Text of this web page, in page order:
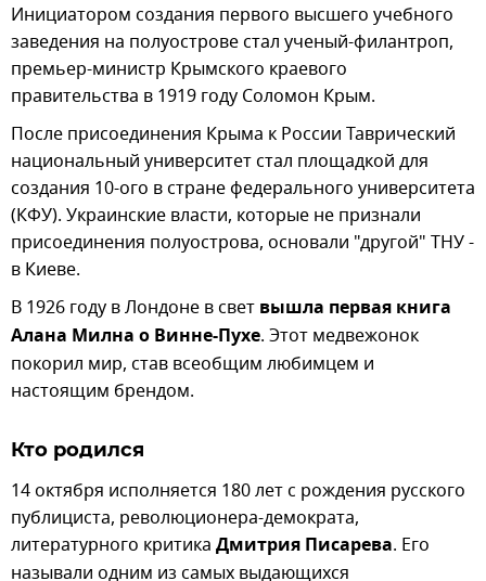
Инициатором создания первого высшего учебного
заведения на полуострове стал ученый-филантроп,
премьер-министр Крымского краевого
правительства в 1919 году Соломон Крым.
После присоединения Крыма к России Таврический
национальный университет стал площадкой для
создания 10-ого в стране федерального университета
(КФУ). Украинские власти, которые не признали
присоединения полуострова, основали "другой" ТНУ -
в Киеве.
В 1926 году в Лондоне в свет вышла первая книга
Алана Милна о Винне-Пухе. Этот медвежонок
покорил мир, став всеобщим любимцем и
настоящим брендом.
Кто родился
14 октября исполняется 180 лет с рождения русского
публициста, революционера-демократа,
литературного критика Дмитрия Писарева. Его
называли одним из самых выдающихся